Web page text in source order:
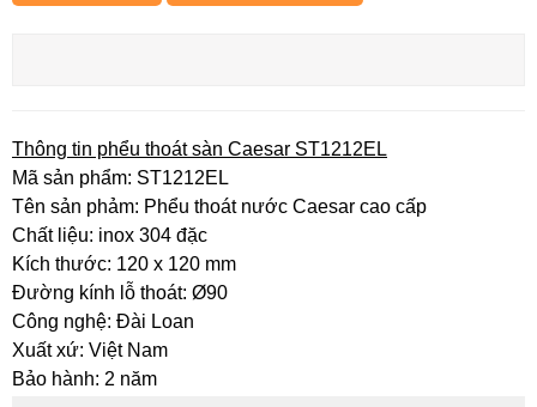
Thông tin phểu thoát sàn Caesar ST1212EL
Mã sản phẩm: ST1212EL
Tên sản phảm: Phểu thoát nước Caesar cao cấp
Chất liệu: inox 304 đặc
Kích thước: 120 x 120 mm
Đường kính lỗ thoát: Ø90
Công nghệ: Đài Loan
Xuất xứ: Việt Nam
Bảo hành: 2 năm